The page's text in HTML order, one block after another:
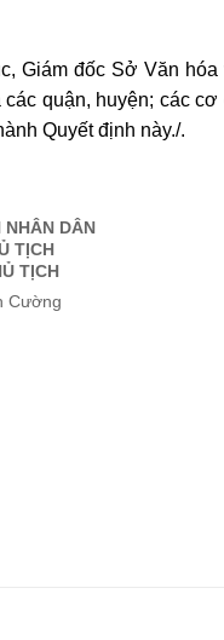
Giám đốc Sở Văn hóa
quận, huyện; các cơ
Quyết định này./.
NHÂN DÂN
TỊCH
TỊCH
Cường